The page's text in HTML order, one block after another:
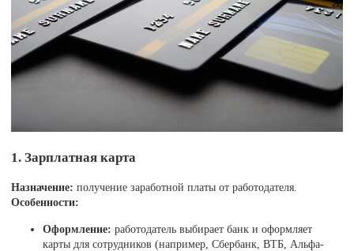
1. Зарплатная карта
Назначение: получение заработной платы от работодателя.
Особенности:
Оформление: работодатель выбирает банк и оформляет
карты для сотрудников (например, Сбербанк, ВТБ, Альфа-